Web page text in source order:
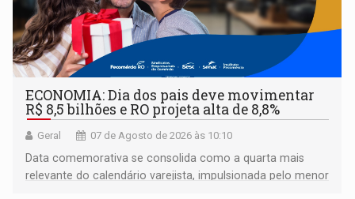
ECONOMIA: Dia dos pais deve movimentar
R$ 8,5 bilhões e RO projeta alta de 8,8%
Geral 07 de Agosto de 2026 às 10:10
Data comemorativa se consolida como a quarta mais
relevante do calendário varejista, impulsionada pelo menor